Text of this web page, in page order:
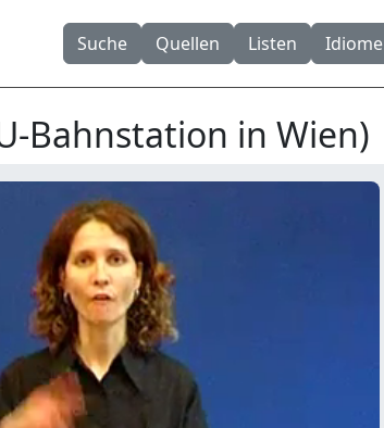
Suche Quellen Listen Idiome
Bahnstation in Wien)